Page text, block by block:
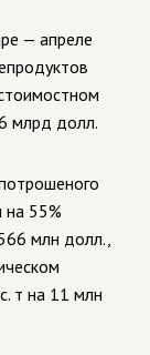
— апреле
млрд долл.
на 55%
млн долл.,
т на 11 млн